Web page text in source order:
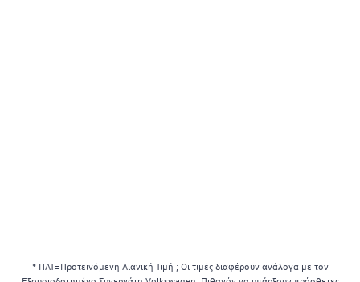
* ΠΛΤ=Προτεινόμενη Λιανική Τιμή ; Οι τιμές διαφέρουν ανάλογα με τον